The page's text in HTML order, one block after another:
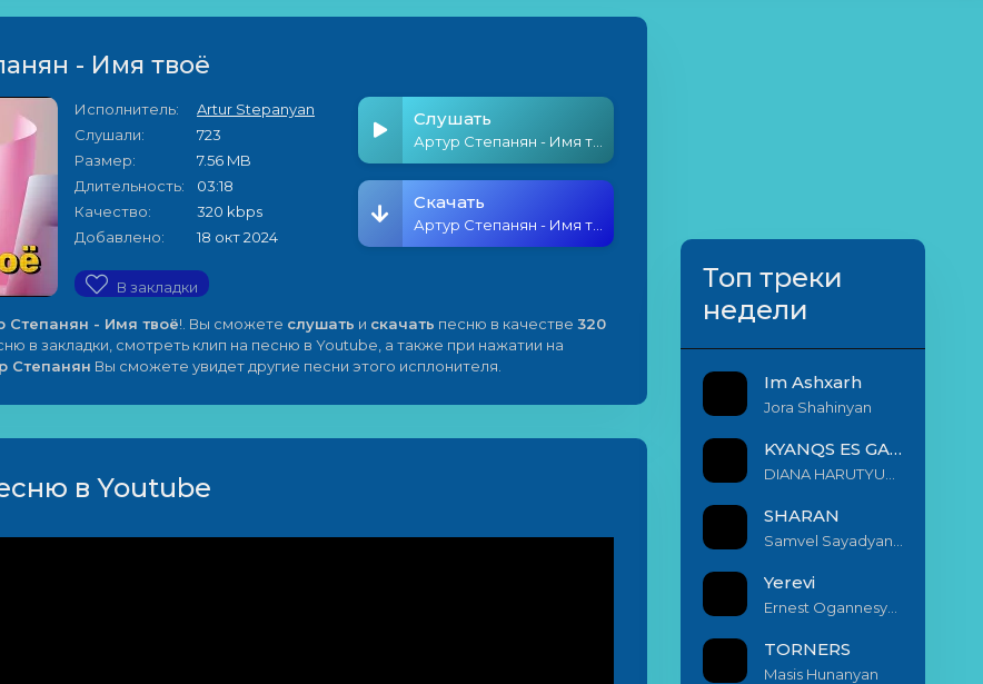
- Имя твоё
Исполнитель:
Artur Stepanyan
Слушали:
723
Размер:
7.56 MB
Длительность:
03:18
Качество:
320 kbps
Добавлено:
18 окт 2024
В закладки
Слушать
Скачать
Степанян - Имя твоё!. Вы сможете слушать и скачать песню в качестве 320
в закладки, смотреть клип на песню в Youtube, а также при нажатии на
Степанян Вы сможете увидет другие песни этого исплонителя.
в Youtube
Топ треки
недели
Im Ashxarh
Jora Shahinyan
KYANQS ES GALIS EM
SHARAN
Yerevi
TORNERS
Masis Hunanyan